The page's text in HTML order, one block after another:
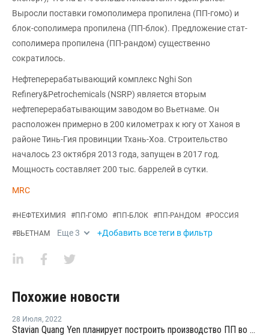
Выросли поставки гомополимера пропилена (ПП-гомо) и
блок-сополимера пропилена (ПП-блок). Предложение стат-
сополимера пропилена (ПП-рандом) существенно
сократилось.
Нефтеперерабатывающий комплекс Nghi Son
Refinery&Petrochemicals (NSRP) является вторым
нефтеперерабатывающим заводом во Вьетнаме. Он
расположен примерно в 200 километрах к югу от Ханоя в
районе Тинь-Гия провинции Тхань-Хоа. Строительство
началось 23 октября 2013 года, запущен в 2017 год.
Мощность составляет 200 тыс. баррелей в сутки.
MRC
#НЕФТЕХИМИЯ #ПП-ГОМО #ПП-БЛОК #ПП-РАНДОМ #РОССИЯ
#ВЬЕТНАМ Еще3 +Добавить все теги в фильтр
Похожие новости
28 Июля, 2022
Stavian Quang Yen планирует построить производство ПП во Вьетнаме